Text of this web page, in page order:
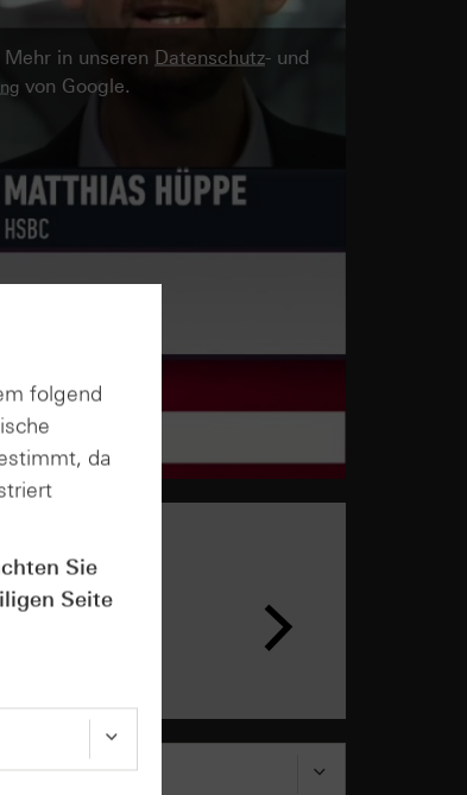
in unseren Datenschutz- und
von Google.
folgend
da
Sie
Seite